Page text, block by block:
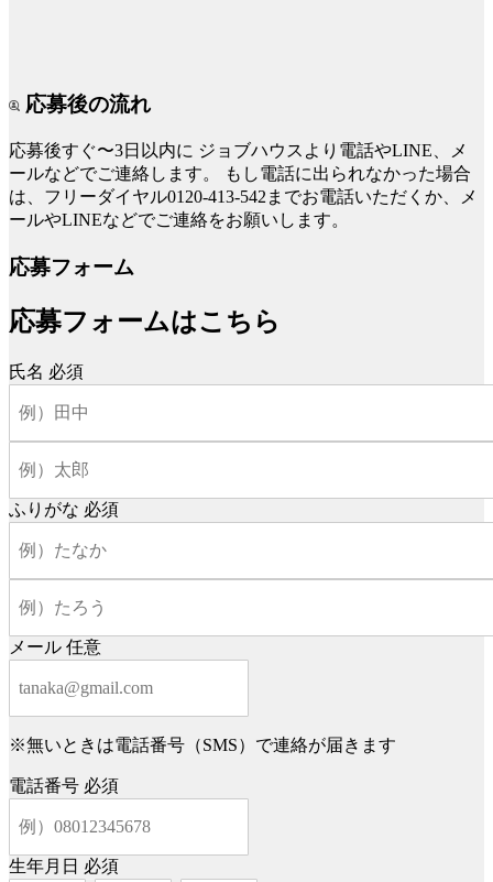
応募後の流れ
応募後すぐ〜3日以内に ジョブハウスより電話やLINE、メ
ールなどでご連絡します。
もし電話に出られなかった場合
は、フリーダイヤル0120-413-542までお電話いただくか、メ
ールやLINEなどでご連絡をお願いします。
応募フォーム
応募フォームはこちら
氏名 必須
ふりがな 必須
メール 任意
※無いときは電話番号（SMS）で連絡が届きます
電話番号 必須
生年月日 必須